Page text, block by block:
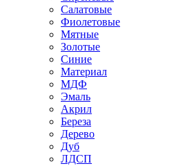
Салатовые
Фиолетовые
Мятные
Золотые
Синие
Материал
МДФ
Эмаль
Акрил
Береза
Дерево
Дуб
ЛДСП